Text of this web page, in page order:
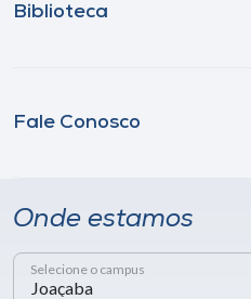
Biblioteca
Fale Conosco
Onde estamos
Selecione o campus